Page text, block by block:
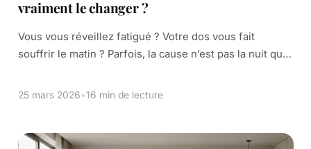
vraiment le changer ?
Vous vous réveillez fatigué ? Votre dos vous fait
souffrir le matin ? Parfois, la cause n’est pas la nuit que
25 mars 2026•16 min de lecture